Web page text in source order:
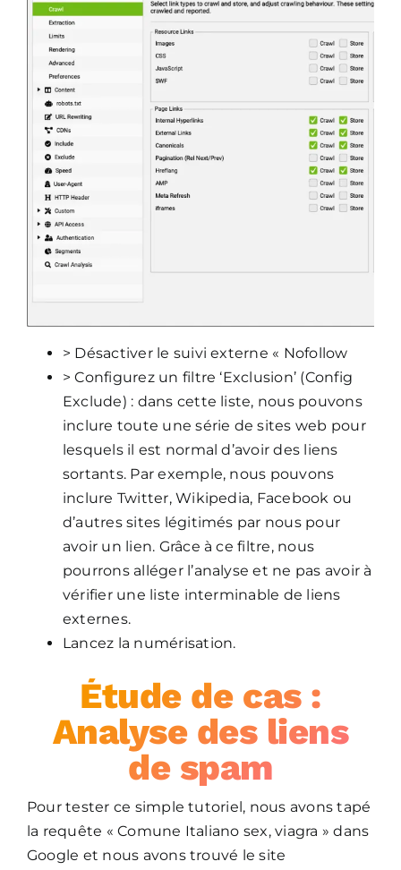
> Désactiver le suivi externe « Nofollow
> Configurez un filtre ‘Exclusion’ (Config
Exclude) : dans cette liste, nous pouvons
inclure toute une série de sites web pour
lesquels il est normal d’avoir des liens
sortants. Par exemple, nous pouvons
inclure Twitter, Wikipedia, Facebook ou
d’autres sites légitimés par nous pour
avoir un lien. Grâce à ce filtre, nous
pourrons alléger l’analyse et ne pas avoir à
vérifier une liste interminable de liens
externes.
Lancez la numérisation.
Étude de cas :
Analyse des liens
de spam
Pour tester ce simple tutoriel, nous avons tapé
la requête « Comune Italiano sex, viagra » dans
Google et nous avons trouvé le site